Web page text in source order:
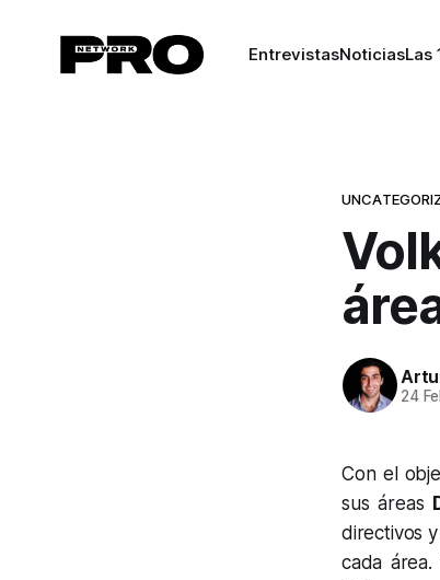
EntrevistasNoticiasLas
24
Con el
sus áreas
directivos
cada